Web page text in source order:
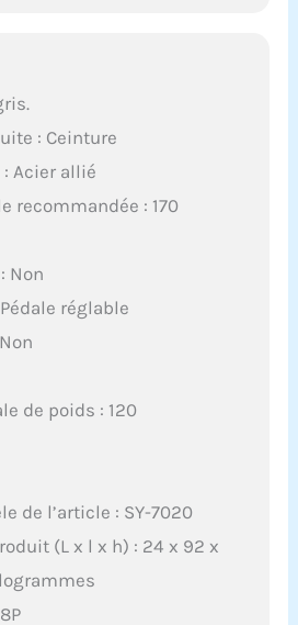
: Ceinture
Acier allié
recommandée : 170
Non
réglable
de poids : 120
de l’article : SY-7020
(L x l x h) : 24 x 92 x